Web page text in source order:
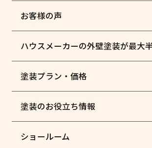
お客様の声
ハウスメーカーの外壁塗装が最大
塗装プラン・価格
塗装のお役立ち情報
ショールーム